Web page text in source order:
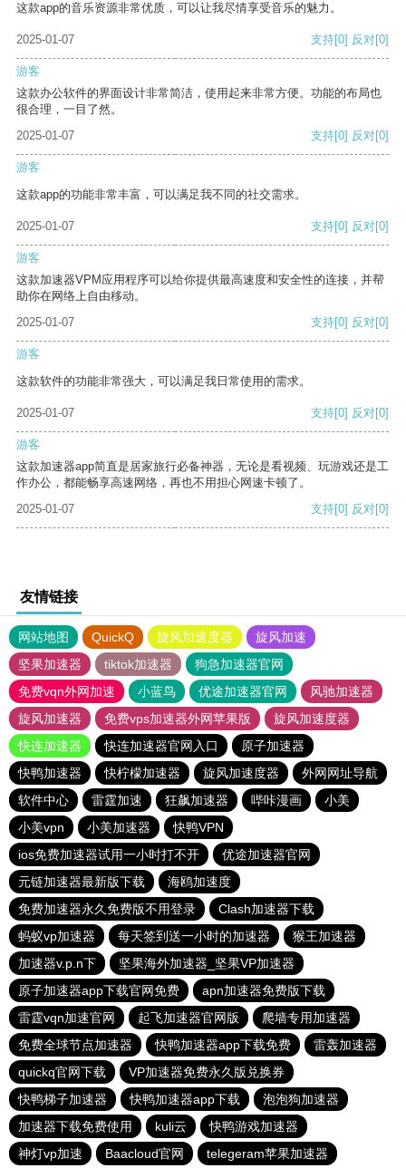
这款app的音乐资源非常优质，可以让我尽情享受音乐的魅力。
2025-01-07 支持[0] 反对[0]
游客
这款办公软件的界面设计非常简洁，使用起来非常方便。功能的布局也
很合理，一目了然。
2025-01-07
支持[0] 反对[0]
游客
这款app的功能非常丰富，可以满足我不同的社交需求。
2025-01-07 支持[0] 反对[0]
游客
这款加速器VPM应用程序可以给你提供最高速度和安全性的连接，并帮
助你在网络上自由移动。
2025-01-07
支持[0] 反对[0]
游客
这款软件的功能非常强大，可以满足我日常使用的需求。
2025-01-07 支持[0] 反对[0]
游客
这款加速器app简直是居家旅行必备神器，无论是看视频、玩游戏还是工
作办公，都能畅享高速网络，再也不用担心网速卡顿了。
2025-01-07
支持[0] 反对[0]
友情链接
网站地图 QuickQ 旋风加速度器
旋风加速
坚果加速器
tiktok加速器
狗急加速器官网
免费vqn外网加速
小蓝鸟 优途加速器官网
风驰加速器
旋风加速器
免费vps加速器外网苹果版
旋风加速度器
快连加速器
快连加速器官网入口
原子加速器
快鸭加速器
快柠檬加速器 旋风加速度器
外网网址导航
软件中心
雷霆加速 狂飙加速器 哔咔漫画
小美
小美vpn
小美加速器
快鸭VPN
ios免费加速器试用一小时打不开
优途加速器官网
元链加速器最新版下载
海鸥加速度
免费加速器永久免费版不用登录
Clash加速器下载
蚂蚁vp加速器
每天签到送一小时的加速器
猴王加速器
加速器v.p.n下
坚果海外加速器_坚果VP加速器
原子加速器app下载官网免费
apn加速器免费版下载
雷霆vqn加速官网
起飞加速器官网版
爬墙专用加速器
免费全球节点加速器
快鸭加速器app下载免费
雷轰加速器
quickq官网下载
VP加速器免费永久版兑换券
快鸭梯子加速器
快鸭加速器app下载
泡泡狗加速器
加速器下载免费使用
kuli云
快鸭游戏加速器
神灯vp加速
Baacloud官网 telegeram苹果加速器